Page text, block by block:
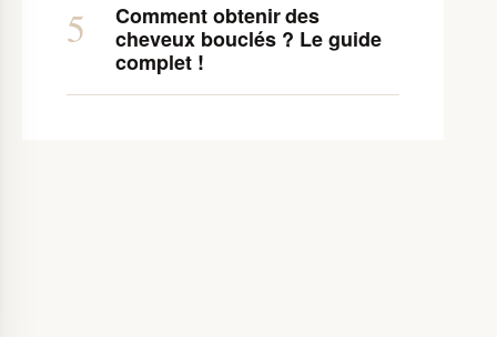
5
Comment obtenir des
cheveux bouclés ? Le guide
complet !